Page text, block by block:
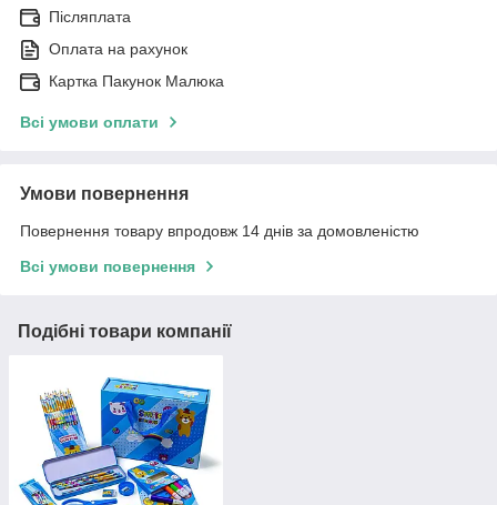
Післяплата
Оплата на рахунок
Картка Пакунок Малюка
Всі умови оплати
Умови повернення
Повернення товару впродовж 14 днів за домовленістю
Всі умови повернення
Подібні товари компанії